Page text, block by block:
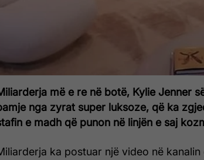
më e re në botë, Kylie Jenner
nga zyrat super luksoze, që ka
e madh që punon në linjën e saj
ka postuar një video në kanalin